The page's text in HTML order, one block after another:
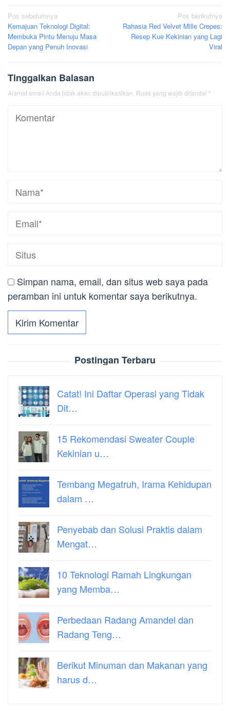
Navigasi
pos
Pos sebelumnya
Kemajuan Teknologi Digital:
Membuka Pintu Menuju Masa
Depan yang Penuh Inovasi
Pos berikutnya
Rahasia Red Velvet Mille Crepes:
Resep Kue Kekinian yang Lagi
Viral
Tinggalkan Balasan
Alamat email Anda tidak akan dipublikasikan. Ruas yang wajib ditandai *
Simpan nama, email, dan situs web saya pada
peramban ini untuk komentar saya berikutnya.
Postingan Terbaru
Catat! Ini Daftar Operasi yang Tidak
Dit…
15 Rekomendasi Sweater Couple
Kekinian u…
Tembang Megatruh, Irama Kehidupan
dalam …
Penyebab dan Solusi Praktis dalam
Mengat…
10 Teknologi Ramah Lingkungan
yang Memba…
Perbedaan Radang Amandel dan
Radang Teng…
Berikut Minuman dan Makanan yang
harus d…